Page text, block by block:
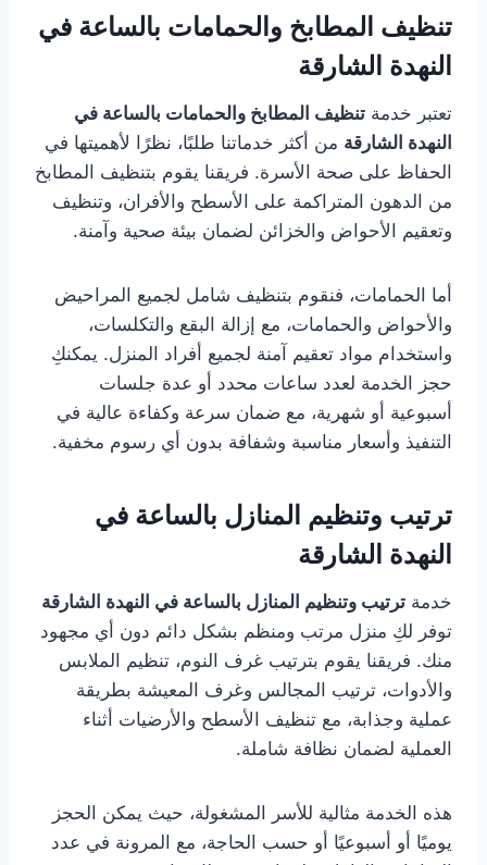
تنظيف المطابخ والحمامات بالساعة في
النهدة الشارقة
تعتبر خدمة تنظيف المطابخ والحمامات بالساعة في
النهدة الشارقة من أكثر خدماتنا طلبًا، نظرًا لأهميتها في
الحفاظ على صحة الأسرة. فريقنا يقوم بتنظيف المطابخ
من الدهون المتراكمة على الأسطح والأفران، وتنظيف
وتعقيم الأحواض والخزائن لضمان بيئة صحية وآمنة.
أما الحمامات، فنقوم بتنظيف شامل لجميع المراحيض
والأحواض والحمامات، مع إزالة البقع والتكلسات،
واستخدام مواد تعقيم آمنة لجميع أفراد المنزل. يمكنكِ
حجز الخدمة لعدد ساعات محدد أو عدة جلسات
أسبوعية أو شهرية، مع ضمان سرعة وكفاءة عالية في
التنفيذ وأسعار مناسبة وشفافة بدون أي رسوم مخفية.
ترتيب وتنظيم المنازل بالساعة في
النهدة الشارقة
خدمة ترتيب وتنظيم المنازل بالساعة في النهدة الشارقة
توفر لكِ منزل مرتب ومنظم بشكل دائم دون أي مجهود
منك. فريقنا يقوم بترتيب غرف النوم، تنظيم الملابس
والأدوات، ترتيب المجالس وغرف المعيشة بطريقة
عملية وجذابة، مع تنظيف الأسطح والأرضيات أثناء
العملية لضمان نظافة شاملة.
هذه الخدمة مثالية للأسر المشغولة، حيث يمكن الحجز
يوميًا أو أسبوعيًا أو حسب الحاجة، مع المرونة في عدد